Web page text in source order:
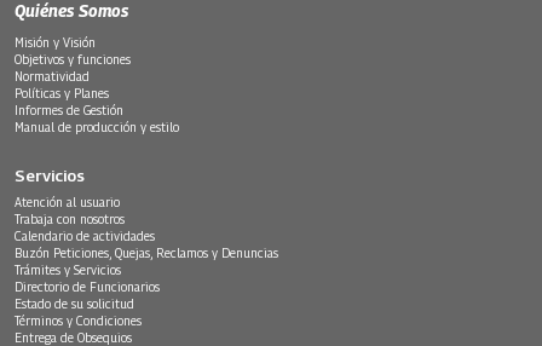
Quiénes Somos
Misión y Visión
Objetivos y funciones
Normatividad
Políticas y Planes
Informes de Gestión
Manual de producción y estilo
Servicios
Atención al usuario
Trabaja con nosotros
Calendario de actividades
Buzón Peticiones, Quejas, Reclamos y Denuncias
Trámites y Servicios
Directorio de Funcionarios
Estado de su solicitud
Términos y Condiciones
Entrega de Obsequios